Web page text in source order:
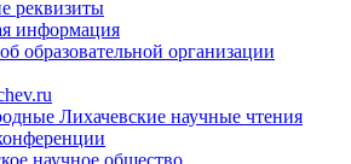
реквизиты
информация
образовательной организации
Лихачевские научные чтения
научное общество